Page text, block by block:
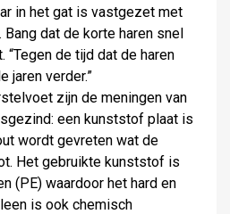
in het gat is vastgezet met
dat de korte haren snel
“Tegen de tijd dat de haren
jaren verder.”
zijn de meningen van
een kunststof plaat is
wordt gevreten wat de
Het gebruikte kunststof is
(PE) waardoor het hard en
is ook chemisch